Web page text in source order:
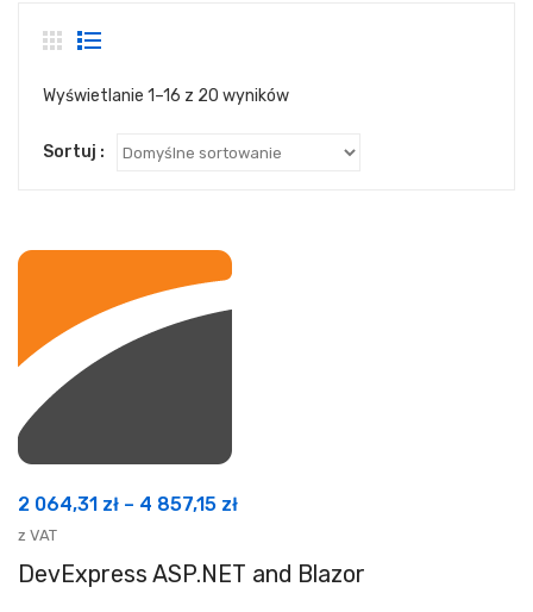
Wyświetlanie 1–16 z 20 wyników
Sortuj :
2 064,31 zł – 4 857,15 złZakres
od
z VAT
DevExpress ASP.NET and Blazor